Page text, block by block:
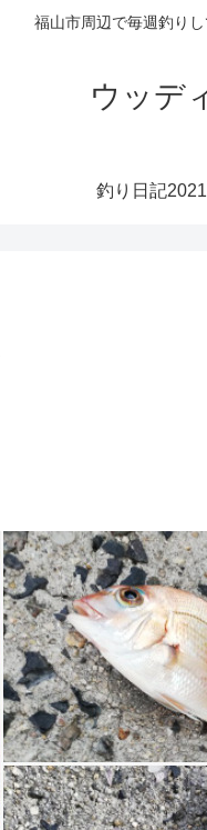
福山市周辺で毎週釣り
ウッデ
釣り日記2021